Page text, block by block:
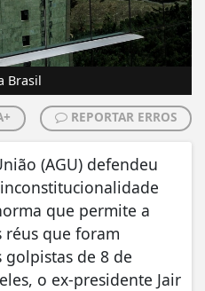
Brasil
REPORTAR ERROS
(AGU) defendeu
que permite a
réus que foram
golpistas de 8 de
o ex-presidente Jair